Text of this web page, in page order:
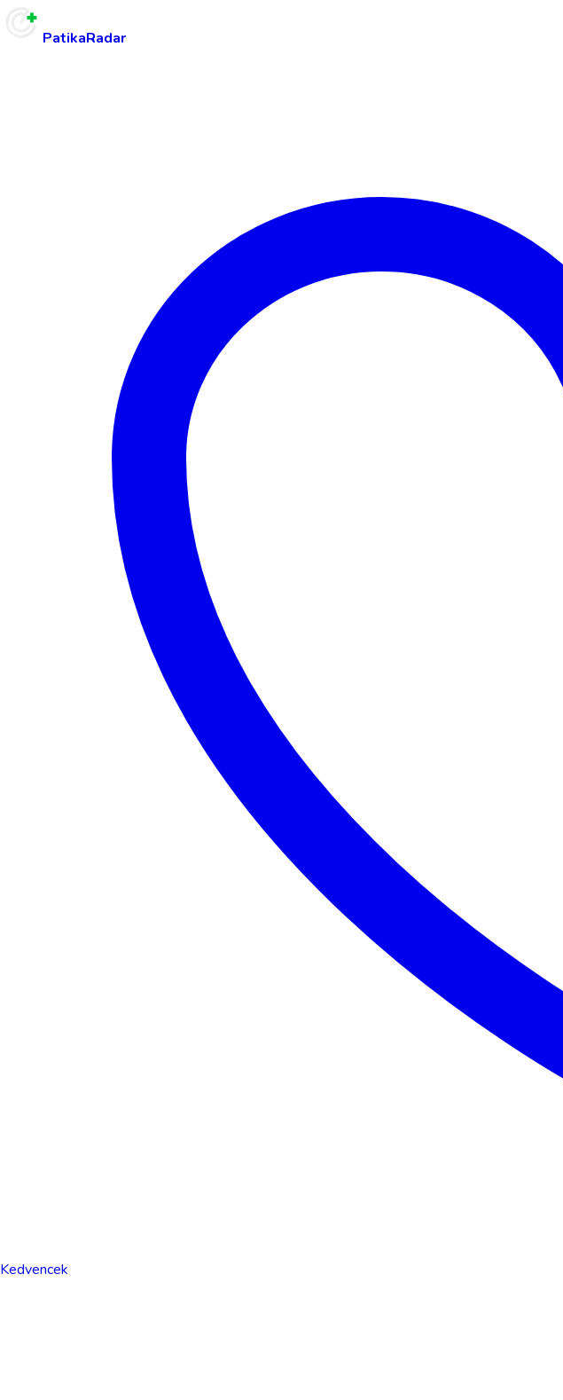
PatikaRadar
Kedvencek